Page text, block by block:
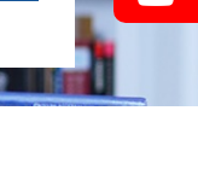
היוטיוב